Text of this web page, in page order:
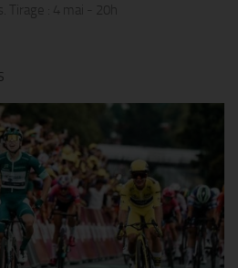
Tirage : 4 mai - 20h